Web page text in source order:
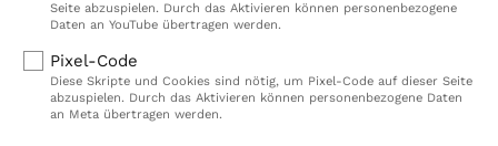
IMPRESSUM
HINWEISGEBERSYSTEM
AUFSICHTSBEHÖRDEN
Seite abzuspielen. Durch das Aktivieren können personenbezogene
Daten an YouTube übertragen werden.
Pixel-Code
Diese Skripte und Cookies sind nötig, um Pixel-Code auf dieser Seite
abzuspielen. Durch das Aktivieren können personenbezogene Daten
an Meta übertragen werden.